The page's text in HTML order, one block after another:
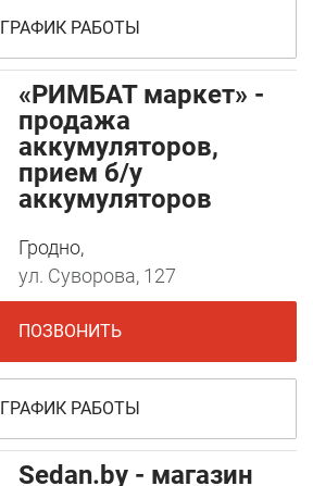
ГРАФИК РАБОТЫ
«РИМБАТ маркет» -
продажа
аккумуляторов,
прием б/у
аккумуляторов
Гродно,
ул. Суворова, 127
ПОЗВОНИТЬ
ГРАФИК РАБОТЫ
Sedan.by - магазин